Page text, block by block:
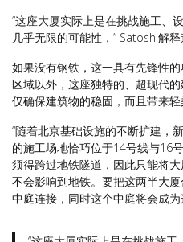
“这座大厦实际上是在挑战施工、
几乎无限的可能性，” Satoshi解释
如果没有钢铁，这一具有先锋性
区域以外，这座独特的、超现代
仅确保建筑物的稳固，而且带来轻
“随着北京基础设施的不断扩建，
的施工场地恰巧位于14号线与16
须得跨过地铁隧道，因此只能将
不会影响到地铁。要把这两半大
中庭连接，同时这个中庭将会成